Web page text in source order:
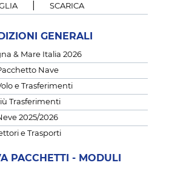
SCARICA
GENERALI
& Mare Italia 2026
Nave
e Trasferimenti
Trasferimenti
2025/2026
e Trasporti
PACCHETTI - MODULI